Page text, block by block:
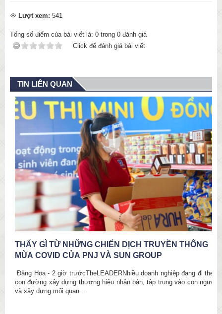
Lượt xem: 541
Tổng số điểm của bài viết là: 0 trong 0 đánh giá
Click để đánh giá bài viết
TIN LIÊN QUAN
THẤY GÌ TỪ NHỮNG CHIẾN DỊCH TRUYỀN THÔNG
MÙA COVID CỦA PNJ VÀ SUN GROUP
Đặng Hoa - 2 giờ trướcTheLEADERNhiều doanh nghiệp đang đi theo
con đường xây dựng thương hiệu nhân bản, tập trung vào con người
và xây dựng mối quan ...